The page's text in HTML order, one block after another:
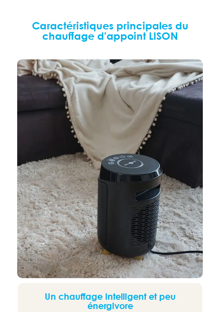
Caractéristiques principales du
chauffage d'appoint LISON
Un chauffage intelligent et peu
énergivore